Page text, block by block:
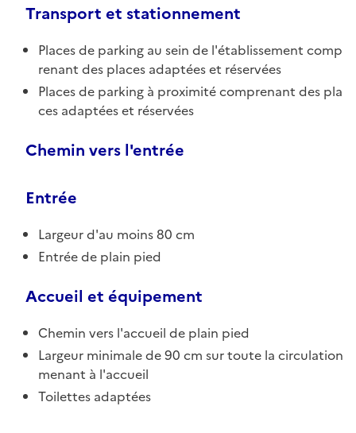
Transport et stationnement
Places de parking au sein de l'établissement comp
renant des places adaptées et réservées
Places de parking à proximité comprenant des pla
ces adaptées et réservées
Chemin vers l'entrée
Entrée
Largeur d'au moins 80 cm
Entrée de plain pied
Accueil et équipement
Chemin vers l'accueil de plain pied
Largeur minimale de 90 cm sur toute la circulation
menant à l'accueil
Toilettes adaptées